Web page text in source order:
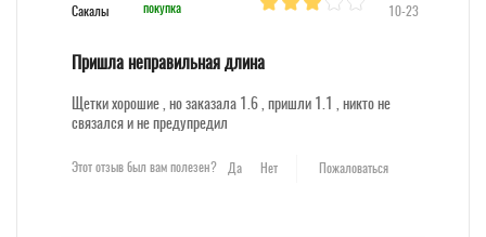
Сакалы
покупка
10-23
Пришла неправильная длина
Щетки хорошие , но заказала 1.6 , пришли 1.1 , никто не
связался и не предупредил
Этот отзыв был вам полезен? Да Нет Пожаловаться